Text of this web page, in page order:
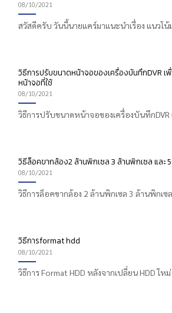
08/10/2021
สวัสดีครับ วันนี้นายแคร์มาแนะนำเรื่อง แนวโน้
วิธีการปรับขนาดหน้าจอของเครื่องบันทึกDVR
หน้าจอที่ใช้
08/10/2021
วิธีการปรับขนาดหน้าจอของเครื่องบันทึก
วิธีล็อคขากล้อง2 ล้านพิกเซล 3 ล้านพิกเซล และ
08/10/2021
วิธีการล็อคขากล้อง 2 ล้านพิกเซล 3 ล้านพิกเซ
วิธีการformat hdd
08/10/2021
วิธีการ Format HDD หลังจากเปลี่ยน HDD ให